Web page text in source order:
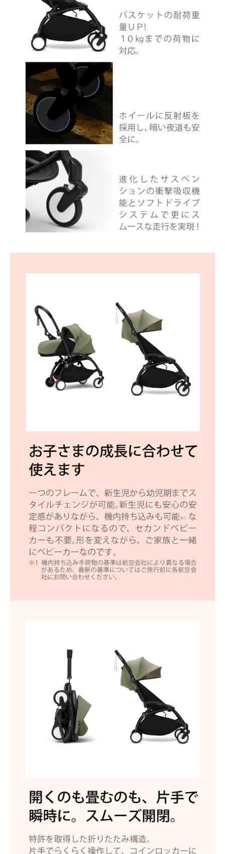
お買い物を続ける カートへ進む